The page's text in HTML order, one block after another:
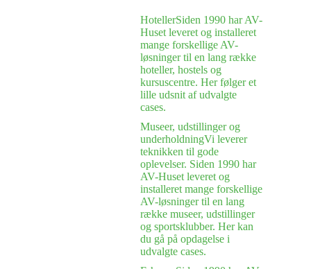
HotellerSiden 1990 har AV-
Huset leveret og installeret
mange forskellige AV-
løsninger til en lang række
hoteller, hostels og
kursuscentre. Her følger et
lille udsnit af udvalgte
cases.
Museer, udstillinger og
underholdningVi leverer
teknikken til gode
oplevelser. Siden 1990 har
AV-Huset leveret og
installeret mange forskellige
AV-løsninger til en lang
række museer, udstillinger
og sportsklubber. Her kan
du gå på opdagelse i
udvalgte cases.